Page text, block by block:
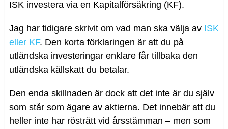
ISK investera via en Kapitalförsäkring (KF).
Jag har tidigare skrivit om vad man ska välja av ISK
eller KF. Den korta förklaringen är att du på
utländska investeringar enklare får tillbaka den
utländska källskatt du betalar.
Den enda skillnaden är dock att det inte är du själv
som står som ägare av aktierna. Det innebär att du
heller inte har rösträtt vid årsstämman – men som